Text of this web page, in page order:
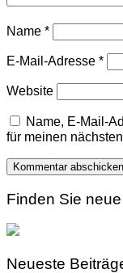
Name *
E-Mail-Adresse *
Website
Name, E-Mail-
für meinen
Finden Sie
Neueste